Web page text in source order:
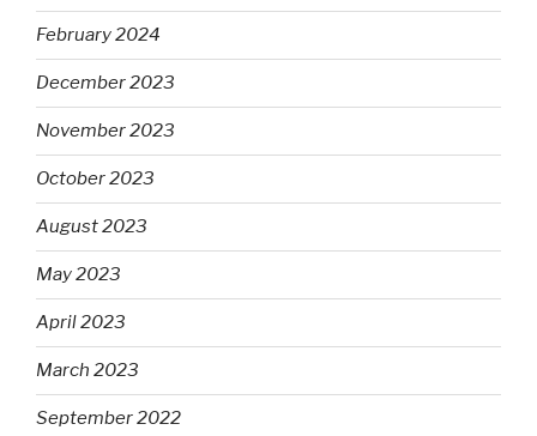
February 2024
December 2023
November 2023
October 2023
August 2023
May 2023
April 2023
March 2023
September 2022